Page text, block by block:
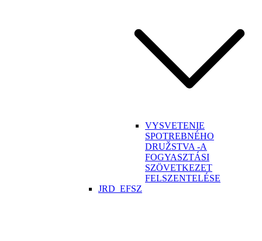
VYSVETENIE
SPOTREBNÉHO
DRUŽSTVA -A
FOGYASZTÁSI
SZÖVETKEZET
FELSZENTELÉSE
JRD_EFSZ